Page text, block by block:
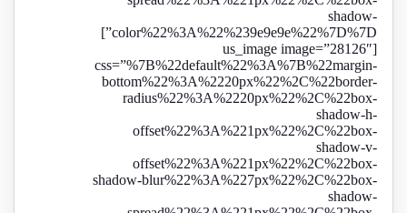
shadow-
color%22%3A%22%239e9e9e%22%7D%7D”]
[us_image image=”28126″
css=”%7B%22default%22%3A%7B%22margin-
bottom%22%3A%2220px%22%2C%22border-
radius%22%3A%2220px%22%2C%22box-
shadow-h-
offset%22%3A%221px%22%2C%22box-
shadow-v-
offset%22%3A%221px%22%2C%22box-
shadow-blur%22%3A%227px%22%2C%22box-
shadow-